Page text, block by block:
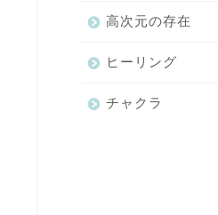
高次元の存在
ヒーリング
チャクラ